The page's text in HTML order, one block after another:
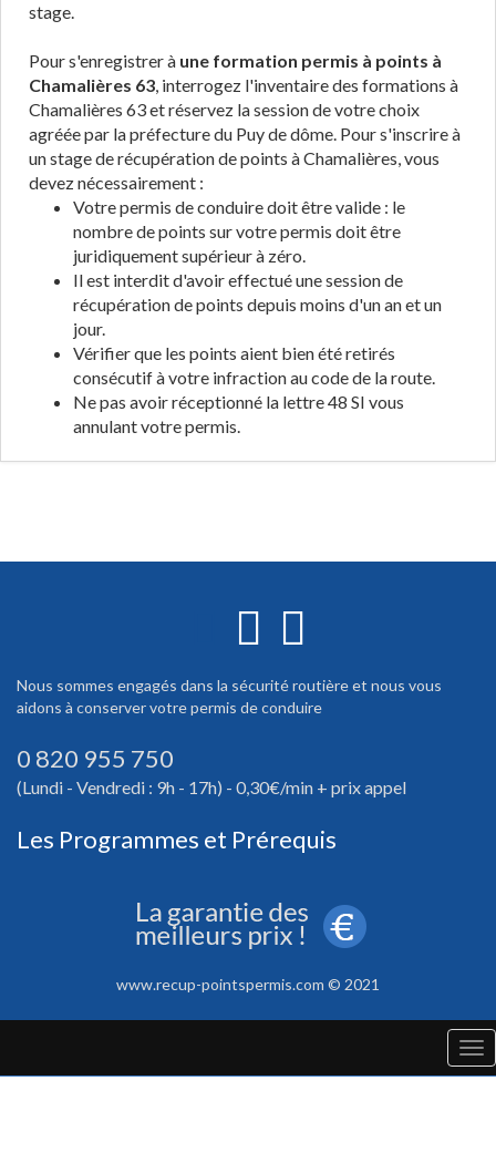
stage.
Pour s'enregistrer à une formation permis à points à
Chamalières 63, interrogez l'inventaire des formations à
Chamalières 63 et réservez la session de votre choix
agréée par la préfecture du Puy de dôme. Pour s'inscrire à
un stage de récupération de points à Chamalières, vous
devez nécessairement :
Votre permis de conduire doit être valide : le
nombre de points sur votre permis doit être
juridiquement supérieur à zéro.
Il est interdit d'avoir effectué une session de
récupération de points depuis moins d'un an et un
jour.
Vérifier que les points aient bien été retirés
consécutif à votre infraction au code de la route.
Ne pas avoir réceptionné la lettre 48 SI vous
annulant votre permis.
Nous sommes engagés dans la sécurité routière et nous vous
aidons à conserver votre permis de conduire
0 820 955 750
(Lundi - Vendredi : 9h - 17h) - 0,30€/min + prix appel
Les Programmes et Prérequis
www.recup-pointspermis.com © 2021